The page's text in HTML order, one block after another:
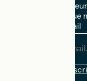
Recevez le
boîte mail chaque
Mon adresse mail
Conditions